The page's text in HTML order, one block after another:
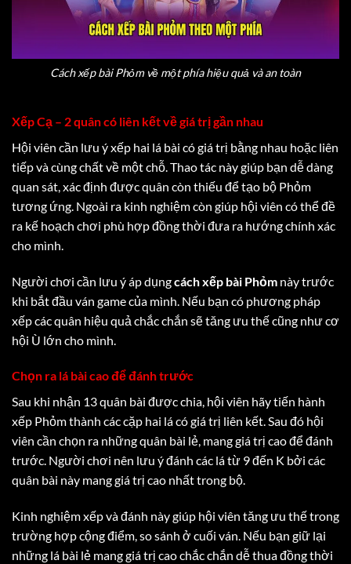
Cách xếp bài Phỏm về một phía hiệu quả và an toàn
Xếp Cạ – 2 quân có liên kết về giá trị gần nhau
Hội viên cần lưu ý xếp hai lá bài có giá trị bằng nhau hoặc liên
tiếp và cùng chất về một chỗ. Thao tác này giúp bạn dễ dàng
quan sát, xác định được quân còn thiếu để tạo bộ Phỏm
tương ứng. Ngoài ra kinh nghiệm còn giúp hội viên có thể đề
ra kế hoạch chơi phù hợp đồng thời đưa ra hướng chính xác
cho mình.
Người chơi cần lưu ý áp dụngcách xếp bài Phỏm này trước
khi bắt đầu ván game của mình. Nếu bạn có phương pháp
xếp các quân hiệu quả chắc chắn sẽ tăng ưu thế cũng như cơ
hội Ù lớn cho mình.
Chọn ra lá bài cao để đánh trước
Sau khi nhận 13 quân bài được chia, hội viên hãy tiến hành
xếp Phỏm thành các cặp hai lá có giá trị liên kết. Sau đó hội
viên cần chọn ra những quân bài lẻ, mang giá trị cao để đánh
trước. Người chơi nên lưu ý đánh các lá từ 9 đến K bởi các
quân bài này mang giá trị cao nhất trong bộ.
Kinh nghiệm xếp và đánh này giúp hội viên tăng ưu thế trong
trường hợp cộng điểm, so sánh ở cuối ván. Nếu bạn giữ lại
những lá bài lẻ mang giá trị cao chắc chắn dễ thua đồng thời